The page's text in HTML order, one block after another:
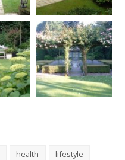
health
lifestyle